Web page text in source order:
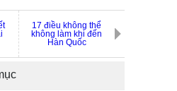
17 điều không thể
không làm khi đến
Hàn Quốc